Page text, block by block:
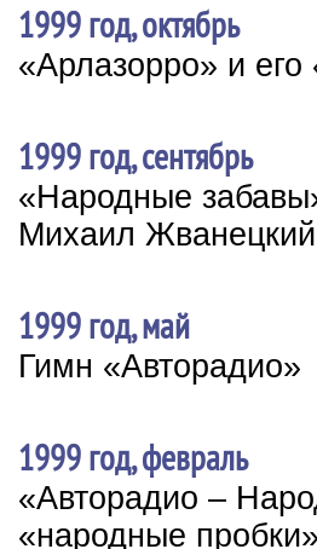
1999 год, октябрь
«Арлазорро» и
1999 год, сентябрь
«Народные
Михаил
1999 год, май
Гимн «Авторадио»
1999 год, февраль
«Авторадио –
«народные